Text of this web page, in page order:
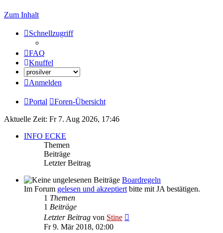
Zum Inhalt
Schnellzugriff
FAQ
Knuffel
Anmelden
Portal Foren-Übersicht
Aktuelle Zeit: Fr 7. Aug 2026, 17:46
INFO ECKE
Themen
Beiträge
Letzter Beitrag
Boardregeln
Im Forum gelesen und akzeptiertbitte mit JA bestätigen.
1 Themen
1 Beiträge
Letzter Beitrag von Stine
Fr 9. Mär 2018, 02:00